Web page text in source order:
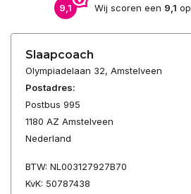
9,1 Wij scoren een 9,1 op
Slaapcoach
Olympiadelaan 32, Amstelveen
Postadres:
Postbus 995
1180 AZ Amstelveen
Nederland
BTW: NL003127927B70
KvK: 50787438